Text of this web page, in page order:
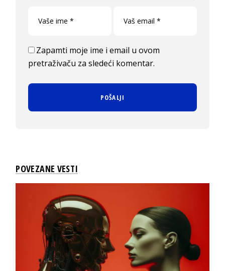
Zapamti moje ime i email u ovom
pretraživaču za sledeći komentar.
POVEZANE VESTI